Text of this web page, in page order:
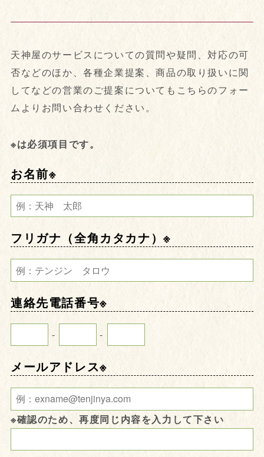
天神屋のサービスについての質問や疑問、対応の可
否などのほか、各種企業提案、商品の取り扱いに関
してなどの営業のご提案についてもこちらのフォー
ムよりお問い合わせください。
※は必須項目です。
お名前※
フリガナ（全角カタカナ）※
連絡先電話番号※
- -
メールアドレス※
※確認のため、再度同じ内容を入力して下さい